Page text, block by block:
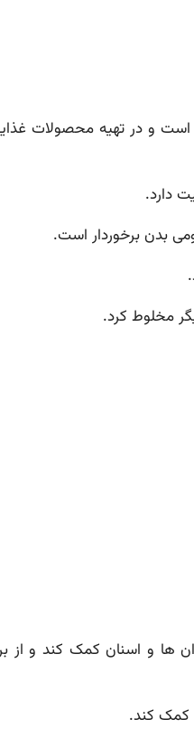
و در تهیه محصولات
دارد.
بدن برخوردار است.
مخلوط کرد.
ها و اسنان کمک کند و از
کمک کند.